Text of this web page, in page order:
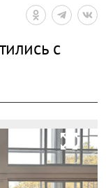
с
zoom_out_map